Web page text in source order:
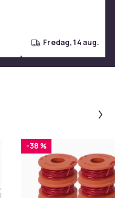
fredag, 14 aug.
-38 %